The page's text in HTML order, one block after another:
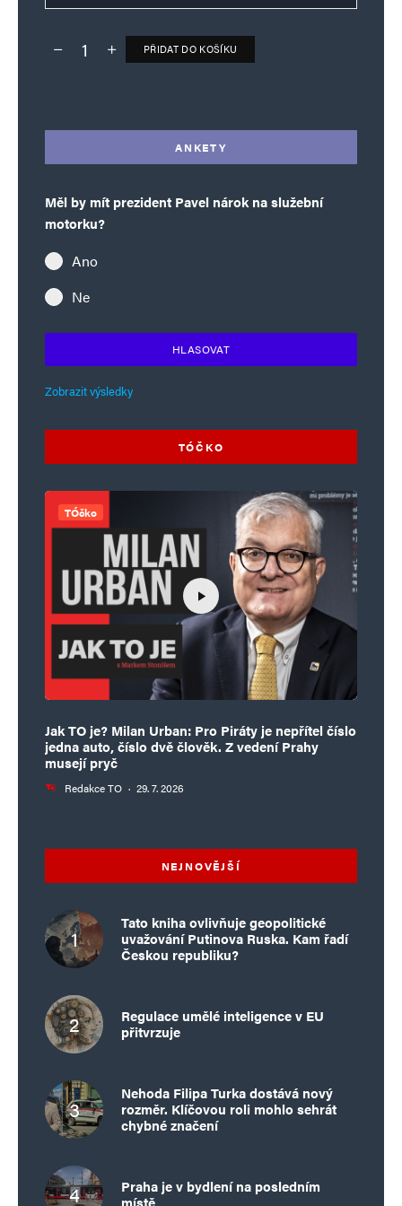
Deník TO – verze bez reklam množství
PŘIDAT DO KOŠÍKU
ANKETY
Měl by mít prezident Pavel nárok na služební
motorku?
Ano
Ne
HLASOVAT
Zobrazit výsledky
TÓČKO
TÓčko
Jak TO je? Milan Urban: Pro Piráty je nepřítel číslo
jedna auto, číslo dvě člověk. Z vedení Prahy
musejí pryč
Redakce TO · 29. 7. 2026
NEJNOVĚJŠÍ
Tato kniha ovlivňuje geopolitické
uvažování Putinova Ruska. Kam řadí
Českou republiku?
Regulace umělé inteligence v EU
přitvrzuje
Nehoda Filipa Turka dostává nový
rozměr. Klíčovou roli mohlo sehrát
chybné značení
Praha je v bydlení na posledním
místě